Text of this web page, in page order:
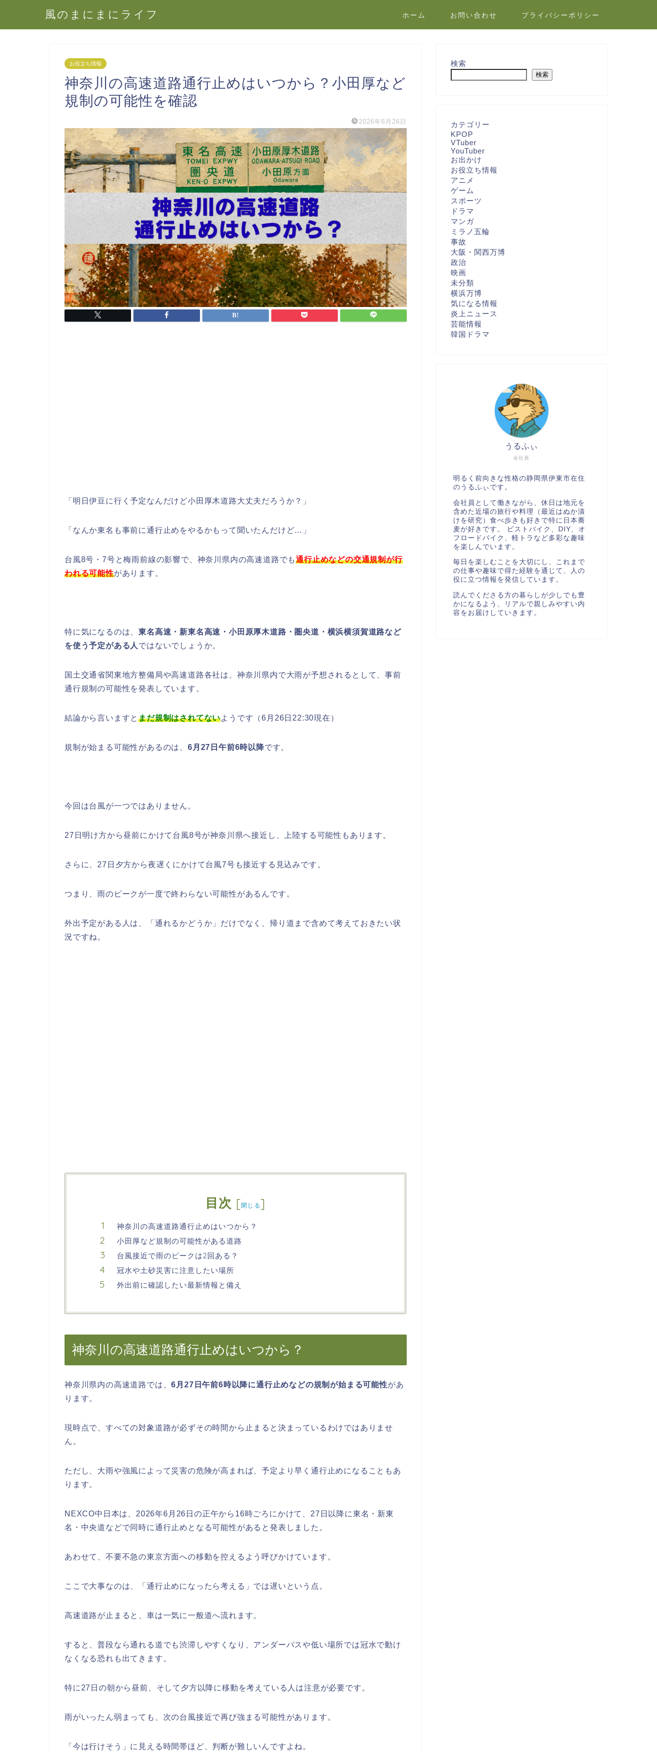
風のまにまにライフ ホーム お問い合わせ プライバシーポリシー
お役立ち情報
神奈川の高速道路通行止めはいつから？小田厚など
規制の可能性を確認
2026年6月26日
「明日伊豆に行く予定なんだけど小田厚木道路大丈夫だろうか？」
「なんか東名も事前に通行止めをやるかもって聞いたんだけど…」
台風8号・7号と梅雨前線の影響で、神奈川県内の高速道路でも通行止めなどの交通規制が行
われる可能性があります。
特に気になるのは、東名高速・新東名高速・小田原厚木道路・圏央道・横浜横須賀道路など
を使う予定がある人ではないでしょうか。
国土交通省関東地方整備局や高速道路各社は、神奈川県内で大雨が予想されるとして、事前
通行規制の可能性を発表しています。
結論から言いますとまだ規制はされてないようです（6月26日22:30現在）
規制が始まる可能性があるのは、 6月27日午前6時以降です。
今回は台風が一つではありません。
27日明け方から昼前にかけて台風8号が神奈川県へ接近し、上陸する可能性もあります。
さらに、27日夕方から夜遅くにかけて台風7号も接近する見込みです。
つまり、雨のピークが一度で終わらない可能性があるんです。
外出予定がある人は、「通れるかどうか」だけでなく、帰り道まで含めて考えておきたい状
況ですね。
目次 [閉じる]
神奈川の高速道路通行止めはいつから？
小田厚など規制の可能性がある道路
台風接近で雨のピークは2回ある？
冠水や土砂災害に注意したい場所
外出前に確認したい最新情報と備え
神奈川の高速道路通行止めはいつから？
神奈川県内の高速道路では、6月27日午前6時以降に通行止めなどの規制が始まる可能性があ
ります。
現時点で、すべての対象道路が必ずその時間から止まると決まっているわけではありませ
ん。
ただし、大雨や強風によって災害の危険が高まれば、予定より早く通行止めになることもあ
ります。
NEXCO中日本は、2026年6月26日の正午から16時ごろにかけて、27日以降に東名・新東
名・中央道などで同時に通行止めとなる可能性があると発表しました。
あわせて、不要不急の東京方面への移動を控えるよう呼びかけています。
ここで大事なのは、「通行止めになったら考える」では遅いという点。
高速道路が止まると、車は一気に一般道へ流れます。
すると、普段なら通れる道でも渋滞しやすくなり、アンダーパスや低い場所では冠水で動け
なくなる恐れも出てきます。
特に27日の朝から昼前、そして夕方以降に移動を考えている人は注意が必要です。
雨がいったん弱まっても、次の台風接近で再び強まる可能性があります。
「今は行けそう」に見える時間帯ほど、判断が難しいんですよね。
検索
検索
カテゴリー
KPOP
VTuber
YouTuber
お出かけ
お役立ち情報
アニメ
ゲーム
スポーツ
ドラマ
マンガ
ミラノ五輪
事故
大阪・関西万博
政治
映画
未分類
横浜万博
気になる情報
炎上ニュース
芸能情報
韓国ドラマ
会社員
うるふぃ
明るく前向きな性格の静岡県伊東市在住
のうるふぃです。
会社員として働きながら、休日は地元を
含めた近場の旅行や料理（最近はぬか漬
けを研究）食べ歩きも好きで特に日本蕎
麦が好きです。 ピストバイク、DIY、オ
フロードバイク、軽トラなど多彩な趣味
を楽しんでいます。
毎日を楽しむことを大切にし、これまで
の仕事や趣味で得た経験を通じて、人の
役に立つ情報を発信しています。
読んでくださる方の暮らしが少しでも豊
かになるよう、リアルで親しみやすい内
容をお届けしていきます。